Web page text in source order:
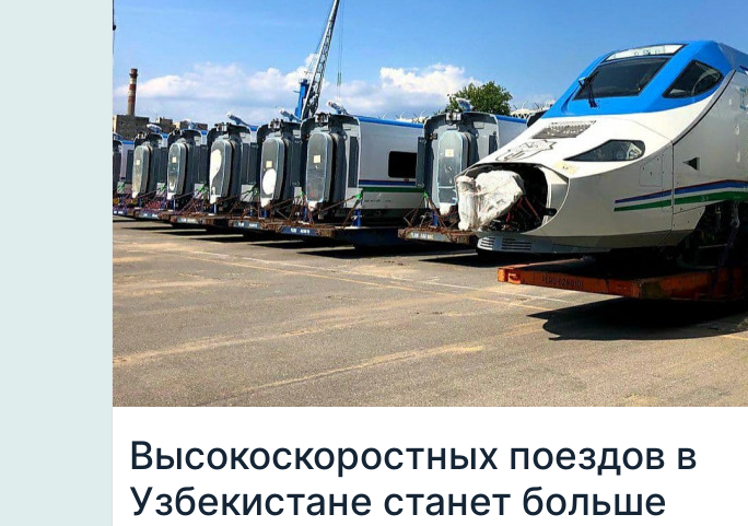
Высокоскоростных поездов в
Узбекистане станет больше